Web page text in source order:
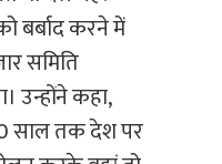
बर्बाद करने में
समिति
उन्होंने कहा,
साल तक देश पर